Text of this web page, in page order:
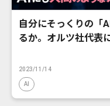
自分にそっくりの「
るか。オルツ社代表
2023/11/14
AI